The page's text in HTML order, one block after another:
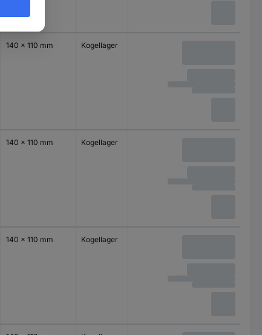
140 x 110 mm Kogellager
140 x 110 mm Kogellager
140 x 110 mm Kogellager